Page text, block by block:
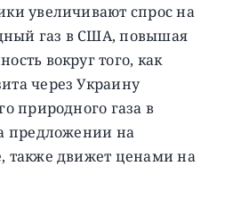
увеличивают спрос на
газ в США, повышая
вокруг того, как
через Украину
природного газа в
предложении на
также движет ценами на